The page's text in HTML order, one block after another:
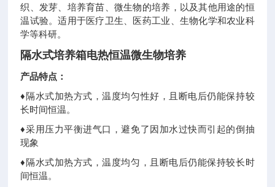
织、发芽、培养育苗、微生物的培养，以及其他用途的恒
温试验。适用于医疗卫生、医药工业、生物化学和农业科
学等科研。
隔水式培养箱电热恒温微生物培养
产品特点：
♦隔水式加热方式，温度均匀性好，且断电后仍能保持较
长时间恒温。
♦采用压力平衡进气口，避免了因加水过快而引起的倒抽
现象
♦隔水式加热方式，温度均匀，且断电后仍能保持较长时
间恒温。